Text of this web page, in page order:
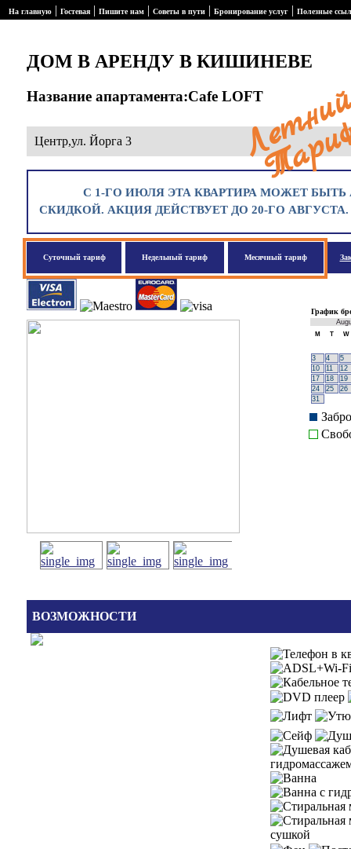
На главную | Гостевая | Пишите нам | Советы в пути | Бронирование услуг | Полезные
ДОМ В АРЕНДУ В КИШИНЕВЕ
Название апартамента:Cafe LOFT
Центр,ул. Йорга 3
С 1-ГО ИЮЛЯ ЭТА КВАРТИРА МОЖЕТ БЫТЬ
СКИДКОЙ. АКЦИЯ ДЕЙСТВУЕТ ДО 20-ГО АВГУСТА.
Суточный тариф Недельный тариф Месячный тариф
График
M T W
3 4
5
10
11
12
17
18
19
24
25
26
31
ВОЗМОЖНОСТИ